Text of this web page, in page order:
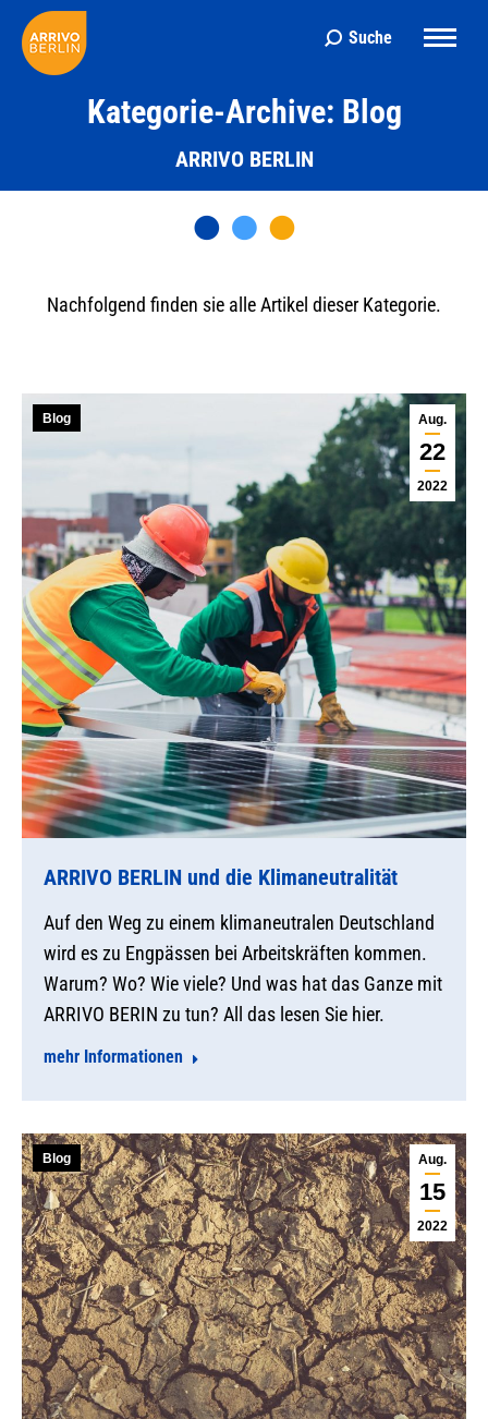
Search:
Suche
Kategorie-Archive: Blog
ARRIVO BERLIN
Nachfolgend finden sie alle Artikel dieser Kategorie.
Aug.
22
2022
Blog
ARRIVO BERLIN und die Klimaneutralität
Auf den Weg zu einem klimaneutralen Deutschland
wird es zu Engpässen bei Arbeitskräften kommen.
Warum? Wo? Wie viele? Und was hat das Ganze mit
ARRIVO BERIN zu tun? All das lesen Sie hier.
mehr Informationen
Aug.
15
2022
Blog